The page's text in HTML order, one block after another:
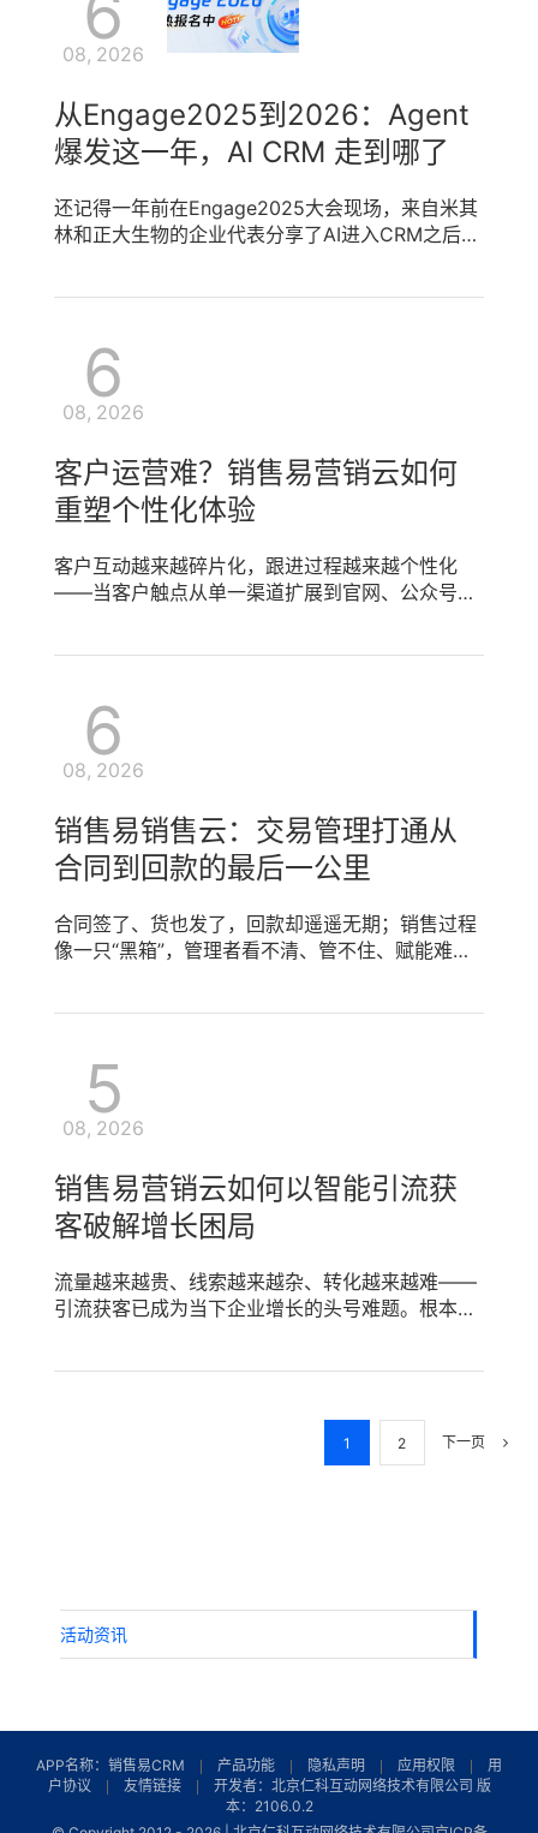
销售转化有标准流程 销售易营销云围绕销售转化搭
建端到端的标准化体系。营销任务管理让市场活动
至销售、客服等协同部门，执行进度实时可见，管
理者随时掌握转化进展。线索进入系统后，商机、
商品、订单管理能力让销售快速完成从线索评估到
行为轨迹，销售一键即可创建商机并关联商品与订
单。商机、商品、订单管理的标准化流程，让销售
日程规划与工作报告等能力，将销售过程从“黑箱”
变为“白盒”，让复杂型组织协同有据、管理有方。
一、复杂型组织管理之痛：看不见、管不住、赋能
时，销售行为管理的难度呈指数级上升。管理者无
法实时了解销售每天在跟进哪些客户、沟通到什么
程度、遇到了什么阻碍——销售行为管理的缺失让
过程管控形同虚设。新员工入职缺少标准化的销售
行为管理指引，只能靠个人摸索；跨区域协作时，
信息同步依赖微信或邮件，客户交接容易丢失关键
像一艘看不见仪表盘的巨轮，方向难辨、风险难
迹可循 销售易销售云围绕销售行为管理构建全链路
数字化工具。活动记录功能让每一次客户互动——
电话、拜访、演示、报价——都被结构化记录在客
溯任一客户的完整跟进历程。日程管理则让销售行
为从“无序”走向“有序”：系统自动同步会议、任务
与待办，按优先级智能排序，逾期自动提醒。活动
人”升级为“系统管过程”，管理者通过可视化看板即
可掌握团队整体工作状态。 [...]
08, 2026
从Engage2025到2026：Agent
爆发这一年，AI CRM 走到哪了
还记得一年前在Engage2025大会现场，来自米其
林和正大生物的企业代表分享了AI进入CRM之后的
100%用AI做拜访总结，75%的拜访直接采纳AI推荐
内容，人均效率提升30%以上，数据真实性提升至
99.99%。 他说"AI不是聊天框，是业务的核心驱动
6
08, 2026
客户运营难？销售易营销云如何
重塑个性化体验
客户互动越来越碎片化，跟进过程越来越个性化
——当客户触点从单一渠道扩展到官网、公众号、
从碎片化走向精细化，让每一次互动都有温度、每
一段跟进都有章法。 一、客户运营之困：碎片化互
动背后的三大断层 多数企业的客户运营面临三重挑
询记录在B表格、交易历史在C平台，数据割裂导致
运营人员无法形成完整的360度客户画像，只能靠
碎片信息“盲打”。 其二，策略断层：不同客户处于
不同生命阶段，需求千差万别，但缺少客户分层分
类机制，运营动作“一刀切”，高价值客户与普通客
户享受同样的触达频率与内容。 [...]
6
08, 2026
销售易销售云：交易管理打通从
合同到回款的最后一公里
合同签了、货也发了，回款却遥遥无期；销售过程
像一只“黑箱”，管理者看不清、管不住、赋能难。
管理，通过订单-回款自动化与自动化管理从签署
合同与订单，帮助企业管好“销售最后一公里”，让
每一笔交易都有迹可循、每一分回款都清晰可控。
在 多数企业的交易管理处于割裂状态。销售签订的
订单信息通过邮件或表格手动传递至生产、仓储部
门，信息易错漏；货物发出后财务无法及时获知，
开票依赖业务人员主动发起；回款到账后需人工比
对合同、发票和银行流水。交易管理的缺失，让销
售行为游离于系统之外，管理者无法看清真实的销
进形同虚设，回款周期被无限拉长。 二、自动化管
销售云围绕交易管理构建端到端的自动化流水线。
销售在CRM中完成合同审批后，系统自动生成标准
除业务与财务之间的信息等待。 [...]
5
08, 2026
销售易营销云如何以智能引流获
客破解增长困局
流量越来越贵、线索越来越杂、转化越来越难——
引流获客已成为当下企业增长的头号难题。根本原
据回流、市场活动闭环管理及线索分配与ROI分析
等能力，将分散的触点整合为可运营的数据资产，
让每一次点击都成为引流获客的确定性来源。 一、
的缺失让营销决策如同“盲人摸象”。市场活动有始
无终，线索移交销售后便石沉大海，无法将营收与
高、人力成本高；转化难、管理难、沉淀难、分析
难”的恶性循环。 二、智能活码与广告数据回流：
让引流获客的每个触点都可追溯 销售易营销云围绕
引流获客搭建统一的数据入口。智能活码作为数据
1 2 下一页
活动资讯
APP名称：销售易CRM 产品功能 隐私声明 应用权限
用
户协议
友情链接
开发者：北京仁科互动网络技术有限公司 版
本：2106.0.2